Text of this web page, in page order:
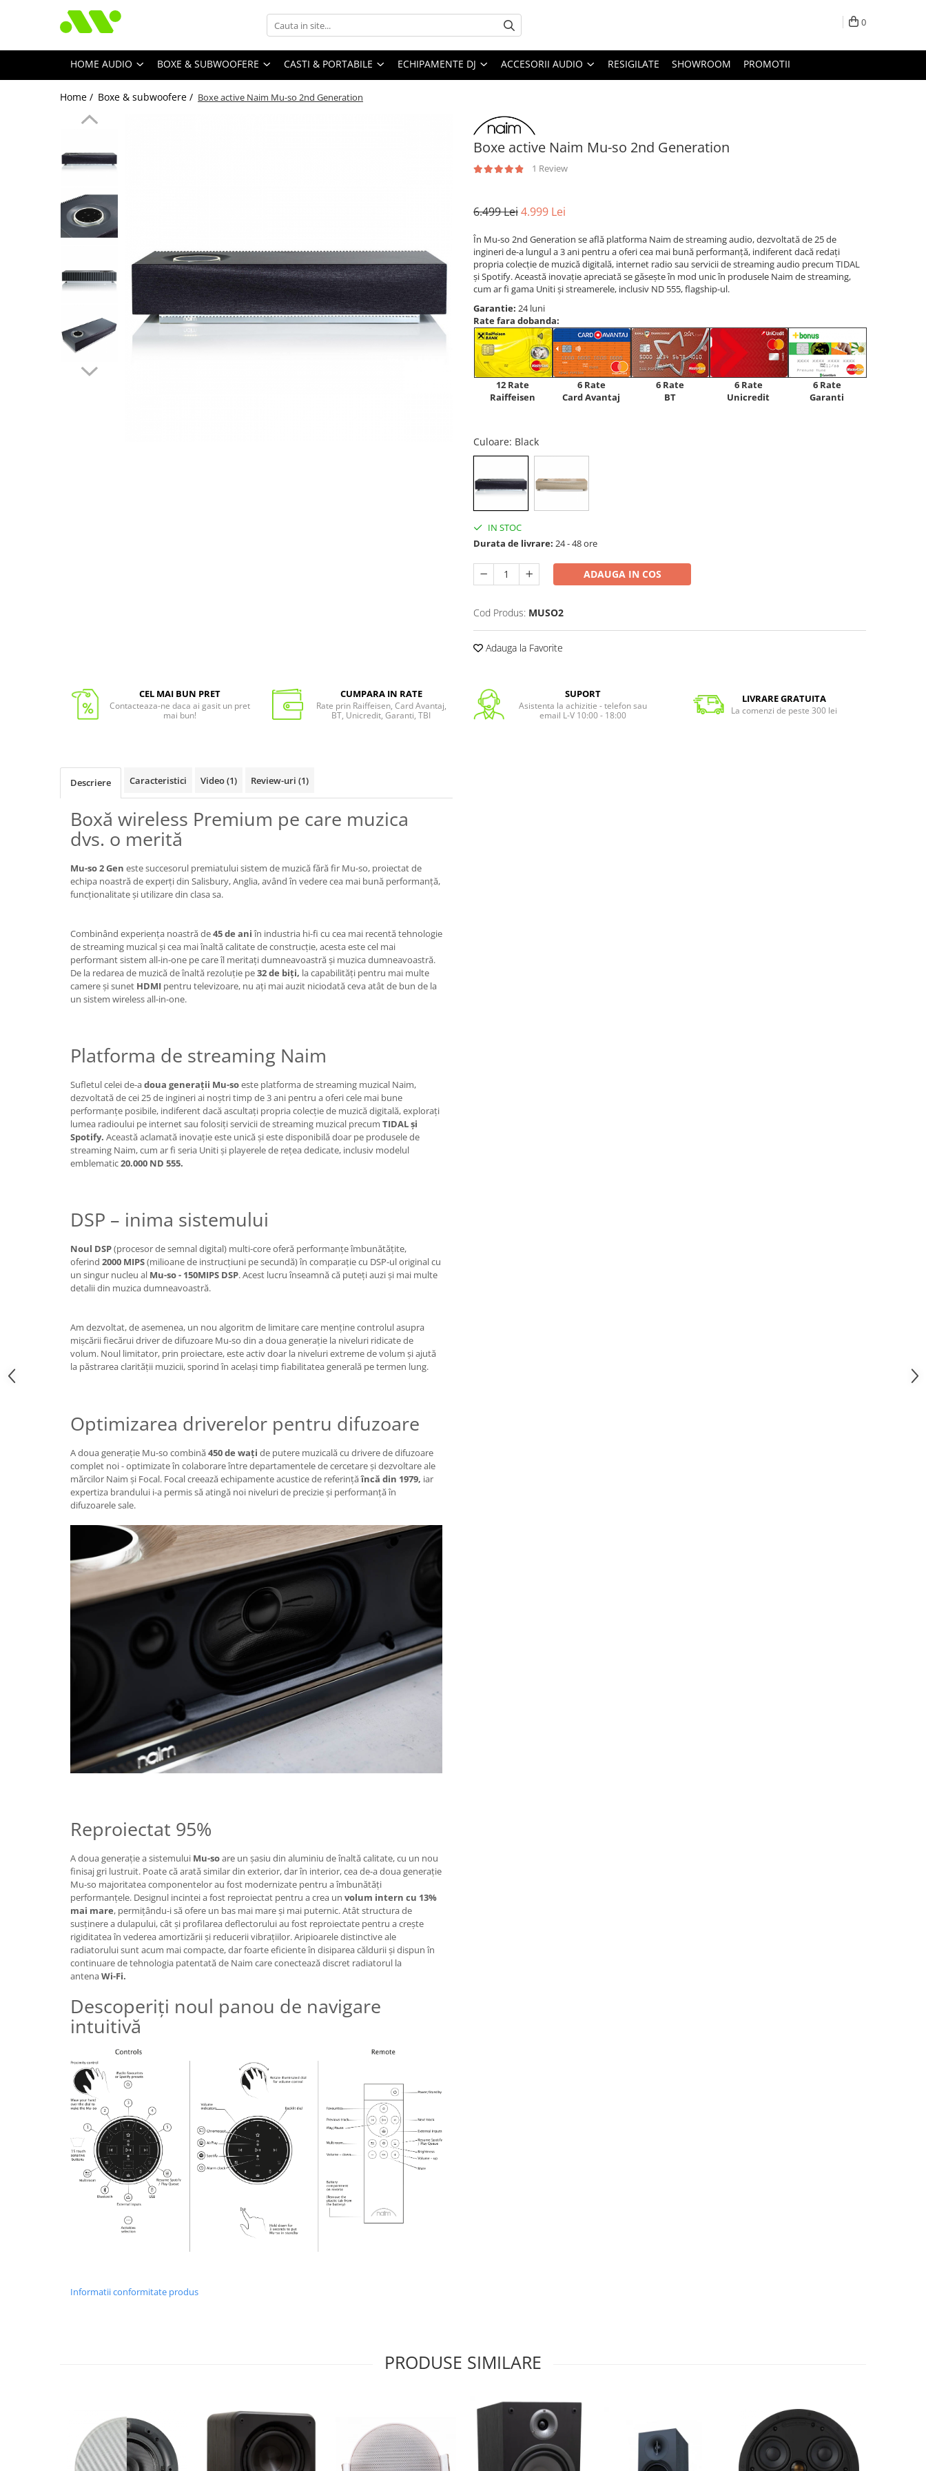
0
HOME AUDIO BOXE & SUBWOOFERE CASTI & PORTABILE ECHIPAMENTE DJ ACCESORII AUDIO RESIGILATE SHOWROOM PROMOTII
Home / Boxe & subwoofere / Boxe active Naim Mu-so 2nd Generation
Boxe active Naim Mu-so 2nd Generation
1 Review
6.499 Lei4.999 Lei
În Mu-so 2nd Generation se află platforma Naim de streaming audio, dezvoltată de 25 de
ingineri de-a lungul a 3 ani pentru a oferi cea mai bună performanță, indiferent dacă redați
propria colecție de muzică digitală, internet radio sau servicii de streaming audio precum TIDAL
și Spotify. Această inovație apreciată se găsește în mod unic în produsele Naim de streaming,
cum ar fi gama Uniti și streamerele, inclusiv ND 555, flagship-ul.
Garantie: 24 luni
Rate fara dobanda:
12 Rate
Raiffeisen
6 Rate
Card Avantaj
6 Rate
BT
6 Rate
Unicredit
6 Rate
Garanti
Culoare: Black
IN STOC
Durata de livrare: 24 - 48 ore
ADAUGA IN COS
Cod Produs: MUSO2
Adauga la Favorite
CEL MAI BUN PRET
Contacteaza-ne daca ai gasit un pret
mai bun!
CUMPARA IN RATE
Rate prin Raiffeisen, Card Avantaj,
BT, Unicredit, Garanti, TBI
SUPORT
Asistenta la achizitie - telefon sau
email L-V 10:00 - 18:00
LIVRARE GRATUITA
La comenzi de peste 300 lei
Descriere Caracteristici Video(1) Review-uri (1)
Boxă wireless Premium pe care muzica
dvs. o merită
Mu-so 2 Gen este succesorul premiatului sistem de muzică fără fir Mu-so, proiectat de
echipa noastră de experți din Salisbury, Anglia, având în vedere cea mai bună performanță,
funcționalitate și utilizare din clasa sa.
Combinând experiența noastră de45 de aniîn industria hi-fi cu cea mai recentă tehnologie
de streaming muzical și cea mai înaltă calitate de construcție, acesta este cel mai
performant sistem all-in-one pe care îl meritați dumneavoastră și muzica dumneavoastră.
De la redarea de muzică de înaltă rezoluție pe32 de biți, la capabilități pentru mai multe
camere și sunet HDMI pentru televizoare, nu ați mai auzit niciodată ceva atât de bun de la
un sistem wireless all-in-one.
Platforma de streaming Naim
Sufletul celei de-adoua generații Mu-soeste platforma de streaming muzical Naim,
dezvoltată de cei 25 de ingineri ai noștri timp de 3 ani pentru a oferi cele mai bune
performanțe posibile, indiferent dacă ascultați propria colecție de muzică digitală, explorați
lumea radioului pe internet sau folosiți servicii de streaming muzical precum TIDAL și
Spotify. Această aclamată inovație este unică și este disponibilă doar pe produsele de
streaming Naim, cum ar fi seria Uniti și playerele de rețea dedicate, inclusiv modelul
emblematic20.000 ND 555.
DSP – inima sistemului
Noul DSP(procesor de semnal digital) multi-core oferă performanțe îmbunătățite,
oferind 2000 MIPS(milioane de instrucțiuni pe secundă) în comparație cu DSP-ul original cu
un singur nucleu al Mu-so - 150MIPS DSP. Acest lucru înseamnă că puteți auzi și mai multe
detalii din muzica dumneavoastră.
Am dezvoltat, de asemenea, un nou algoritm de limitare care menține controlul asupra
mișcării fiecărui driver de difuzoare Mu-so din a doua generație la niveluri ridicate de
volum. Noul limitator, prin proiectare, este activ doar la niveluri extreme de volum și ajută
la păstrarea clarității muzicii, sporind în același timp fiabilitatea generală pe termen lung.
Optimizarea driverelor pentru difuzoare
A doua generație Mu-so combină450 de wați de putere muzicală cu drivere de difuzoare
complet noi - optimizate în colaborare între departamentele de cercetare și dezvoltare ale
mărcilor Naim și Focal. Focal creează echipamente acustice de referințăîncă din 1979, iar
expertiza brandului i-a permis să atingă noi niveluri de precizie și performanță în
difuzoarele sale.
Reproiectat 95%
A doua generație a sistemului Mu-soare un șasiu din aluminiu de înaltă calitate, cu un nou
finisaj gri lustruit. Poate că arată similar din exterior, dar în interior, cea de-a doua generație
Mu-so majoritatea componentelor au fost modernizate pentru a îmbunătăți
performanțele. Designul incintei a fost reproiectat pentru a crea un volum intern cu 13%
mai mare, permițându-i să ofere un bas mai mare și mai puternic. Atât structura de
susținere a dulapului, cât și profilarea deflectorului au fost reproiectate pentru a crește
rigiditatea în vederea amortizării și reducerii vibrațiilor. Aripioarele distinctive ale
radiatorului sunt acum mai compacte, dar foarte eficiente în disiparea căldurii și dispun în
continuare de tehnologia patentată de Naim care conectează discret radiatorul la
antenaWi-Fi.
Descoperiți noul panou de navigare
intuitivă
Informatii conformitate produs
PRODUSE SIMILARE